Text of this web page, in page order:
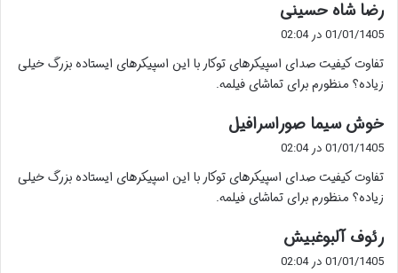
رضا شاه حسینی
:
01/01/1405 در 02:04
تفاوت کیفیت صدای اسپیکرهای توکار با این اسپیکرهای ایستاده بزرگ خیلی
زیاده؟ منظورم برای تماشای فیلمه.
خوش سیما صوراسرافیل
01/01/1405 در 02:04
تفاوت کیفیت صدای اسپیکرهای توکار با این اسپیکرهای ایستاده بزرگ خیلی
زیاده؟ منظورم برای تماشای فیلمه.
رئوف آلبوغبیش
ف
01/01/1405 در 02:04